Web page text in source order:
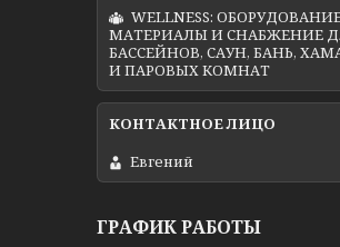
Кабель
WELLNESS:
МАТЕРИАЛЫ И СНАБЖЕНИЕ
БАССЕЙНОВ, САУН, БАНЬ,
И ПАРОВЫХ КОМНАТ
Евгений
ГРАФИК РАБОТЫ